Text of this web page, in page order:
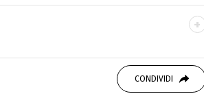
e passione per i cartoni (della pizza
CONDIVIDI